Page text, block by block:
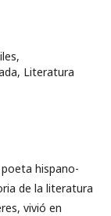
Literatura
hispano-
de la literatura
vivió en